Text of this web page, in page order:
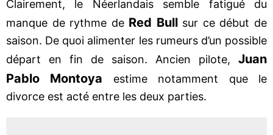
Clairement, le Néerlandais semble fatigué du
manque de rythme de Red Bullsur ce début de
saison. De quoi alimenter les rumeurs d’un possible
départ en fin de saison. Ancien pilote, Juan
Pablo Montoya estime notamment que le
divorce est acté entre les deux parties.